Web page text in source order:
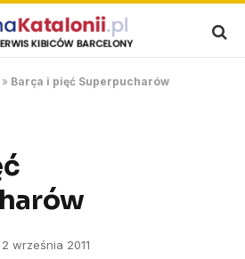
» Barça i pięć Superpucharów
2 września 2011